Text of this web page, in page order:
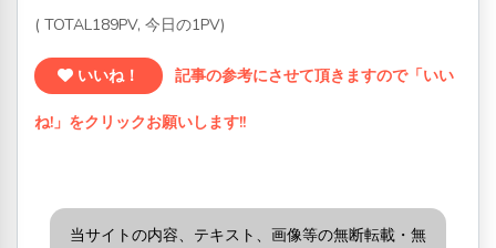
( TOTAL189PV, 今日の1PV)
いいね！ 記事の参考にさせて頂きますので「いい
ね!」をクリックお願いします!!
当サイトの内容、テキスト、画像等の無断転載・無